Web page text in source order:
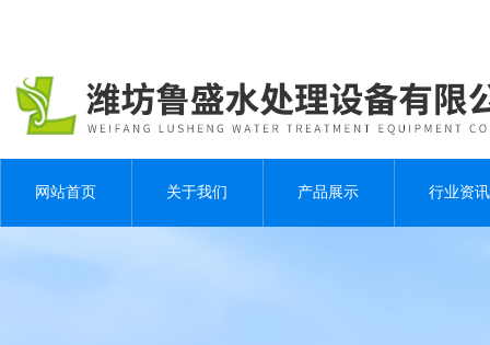
网站首页 关于我们 产品展示 行业资讯